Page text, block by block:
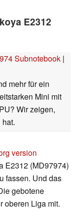
E2312
Subnotebook |
mehr für ein
Mini mit
Wir zeigen,
version
E2312 (MD97974)
fassen. Und das
gebotene
oberen Liga mit.